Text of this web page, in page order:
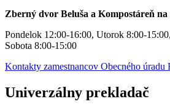
Zberný dvor Beluša a Kompostáreň
Pondelok 12:00-16:00, Utorok 8:00-
Sobota 8:00-15:00
Kontakty zamestnancov Obecného úradu
Univerzálny prekladač